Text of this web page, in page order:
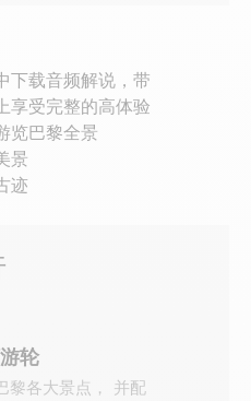
下载音频解说，带
享受完整的高体验
览巴黎全景
景
迹
轮
黎各大景点， 并配